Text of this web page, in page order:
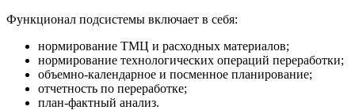
Функционал подсистемы включает в себя:
нормирование ТМЦ и расходных материалов;
нормирование технологических операций переработки;
объемно-календарное и посменное планирование;
отчетность по переработке;
план-фактный анализ.